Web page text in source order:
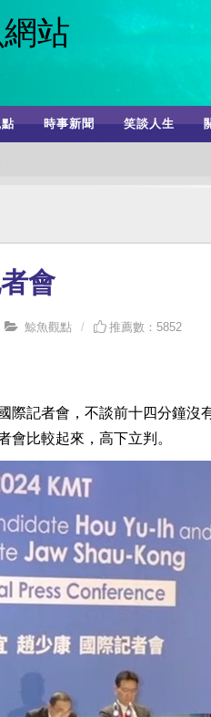
時事新聞 笑談人生
會
鯨魚觀點 推薦數：5852
際記者會，不談前十四分鐘
會比較起來，高下立判。